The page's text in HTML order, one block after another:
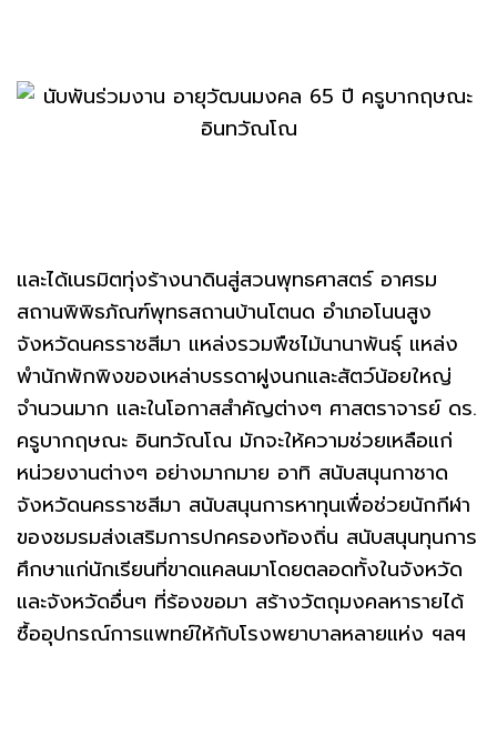
และได้เนรมิตทุ่งร้างนาดินสู่สวนพุทธศาสตร์ อาศรม
สถานพิพิธภัณฑ์พุทธสถานบ้านโตนด อำเภอโนนสูง
จังหวัดนครราชสีมา แหล่งรวมพืชไม้นานาพันธุ์ แหล่ง
พำนักพักพิงของเหล่าบรรดาฝูงนกและสัตว์น้อยใหญ่
จำนวนมาก และในโอกาสสำคัญต่างๆ ศาสตราจารย์ ดร.
ครูบากฤษณะ อินทวัณโณ มักจะให้ความช่วยเหลือแก่
หน่วยงานต่างๆ อย่างมากมาย อาทิ สนับสนุนกาชาด
จังหวัดนครราชสีมา สนับสนุนการหาทุนเพื่อช่วยนักกีฬา
ของชมรมส่งเสริมการปกครองท้องถิ่น สนับสนุนทุนการ
ศึกษาแก่นักเรียนที่ขาดแคลนมาโดยตลอดทั้งในจังหวัด
และจังหวัดอื่นๆ ที่ร้องขอมา สร้างวัตถุมงคลหารายได้
ซื้ออุปกรณ์การแพทย์ให้กับโรงพยาบาลหลายแห่ง ฯลฯ